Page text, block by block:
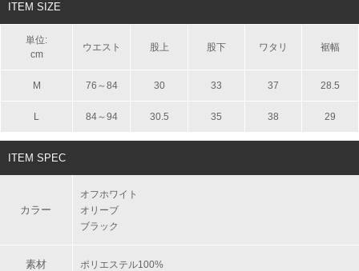
ITEM SIZE
単位:
cm
ウエスト 股上 股下 ワタリ 裾幅
M 76～84 30 33 37 28.5
L 84～94 30.5 35 38 29
ITEM SPEC
カラー
オフホワイト
オリーブ
ブラック
素材 ポリエステル100%